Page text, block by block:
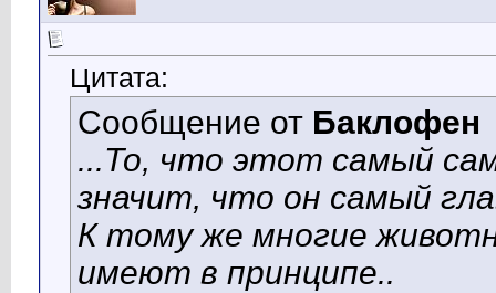
Цитата:
Сообщение от Баклофен
...То, что этот самый
значит, что он самый
К тому же многие
имеют в принципе..